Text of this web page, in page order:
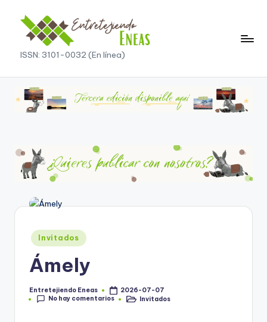
ISSN: 3101-0032 (En línea)
Invitados
Ámely
Entretejiendo Eneas
2026-07-07
No hay comentarios
Invitados